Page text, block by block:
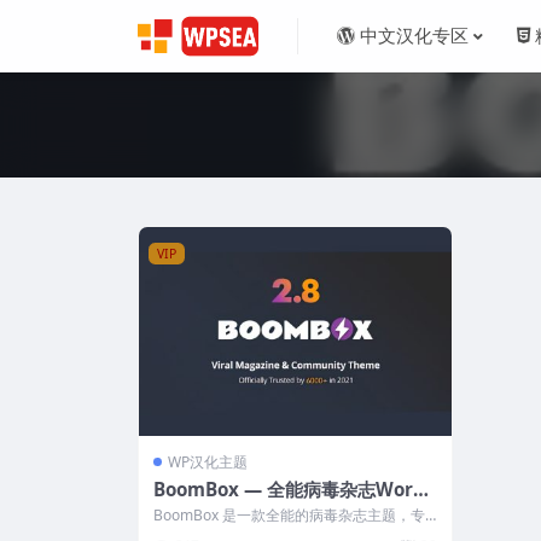
中文汉化专区
VIP
WP汉化主题
BoomBox — 全能病毒杂志WordP
ress主题
BoomBox 是一款全能的病毒杂志主题，专